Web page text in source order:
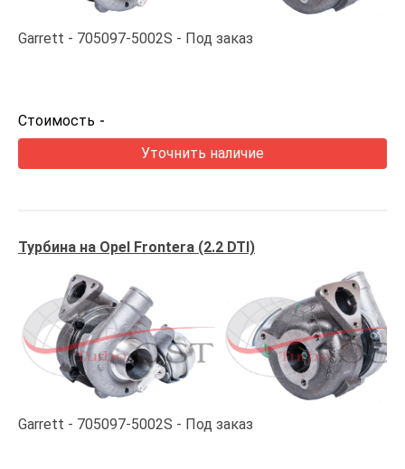
Garrett 705097-5002S Под заказ
Стоимость -
Уточнить наличие
Турбина на Opel Frontera (2.2 DTI)
Garrett 705097-5002S Под заказ